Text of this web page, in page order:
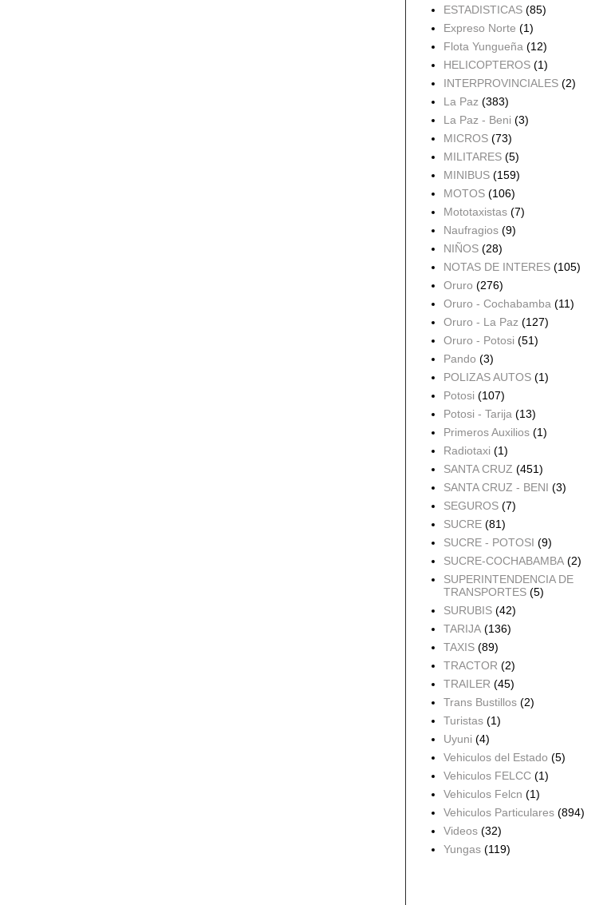
ESTADISTICAS (85)
Expreso Norte (1)
Flota Yungueña (12)
HELICOPTEROS (1)
INTERPROVINCIALES (2)
La Paz (383)
La Paz - Beni (3)
MICROS (73)
MILITARES (5)
MINIBUS (159)
MOTOS (106)
Mototaxistas (7)
Naufragios (9)
NIÑOS (28)
NOTAS DE INTERES (105)
Oruro (276)
Oruro - Cochabamba (11)
Oruro - La Paz (127)
Oruro - Potosi (51)
Pando (3)
POLIZAS AUTOS (1)
Potosi (107)
Potosi - Tarija (13)
Primeros Auxilios (1)
Radiotaxi (1)
SANTA CRUZ (451)
SANTA CRUZ - BENI (3)
SEGUROS (7)
SUCRE (81)
SUCRE - POTOSI (9)
SUCRE-COCHABAMBA (2)
SUPERINTENDENCIA DE
TRANSPORTES (5)
SURUBIS (42)
TARIJA (136)
TAXIS (89)
TRACTOR (2)
TRAILER (45)
Trans Bustillos (2)
Turistas (1)
Uyuni (4)
Vehiculos del Estado (5)
Vehiculos FELCC (1)
Vehiculos Felcn (1)
Vehiculos Particulares (894)
Videos (32)
Yungas (119)